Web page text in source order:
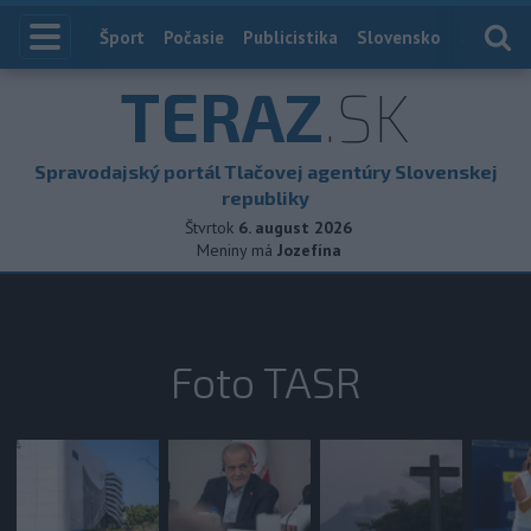
Index
Šport Počasie Publicistika Slovensko
TERAZ.SK
Spravodajský portál Tlačovej agentúry Slovenskej
republiky
Štvrtok 6. august 2026
Meniny má Jozefína
Foto TASR